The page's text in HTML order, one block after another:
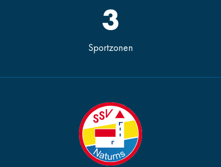
Sportzonen
3